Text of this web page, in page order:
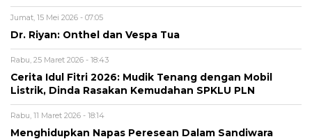
Jumat, 15 Mei 2026 - 07:05
Dr. Riyan: Onthel dan Vespa Tua
Rabu, 25 Maret 2026 - 18:43
Cerita Idul Fitri 2026: Mudik Tenang dengan Mobil
Listrik, Dinda Rasakan Kemudahan SPKLU PLN
Rabu, 11 Maret 2026 - 18:14
Menghidupkan Napas Peresean Dalam Sandiwara